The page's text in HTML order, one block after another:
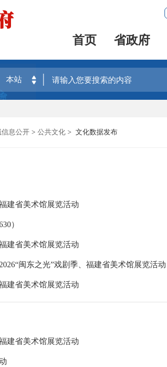
首页 省政府
息公开 > 公共文化 > 文化数据发布
建省美术馆展览活动
）
建省美术馆展览活动
闽东之光”戏剧季、福建省美术馆展览活动
建省美术馆展览活动
建省美术馆展览活动